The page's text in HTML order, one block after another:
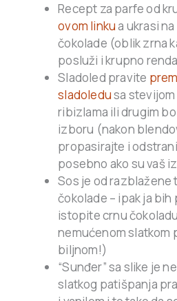
Recept za parfe od
ovom linkua ukrasi
čokolade (oblik zrna
posluži i krupno
Sladoled pravite
sladoledusa
ribizlama ili drugim
izboru (nakon
propasirajte i
posebno ako su vaš
Sos je od razblažene
čokolade – ipak ja bih
istopite crnu
nemućenom slatkom
biljnom!)
“Sunđer” sa slike je
slatkog patišpanja